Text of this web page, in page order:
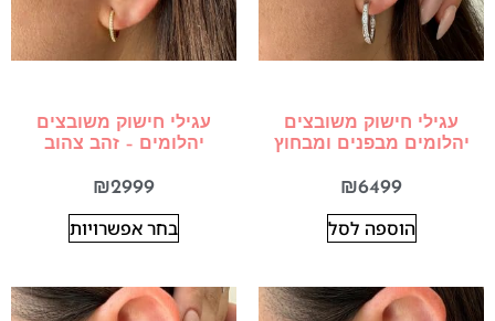
עגילי חישוק משובצים
יהלומים מבפנים ומבחוץ
₪6499
הוספה לסל
עגילי חישוק משובצים
יהלומים – זהב צהוב
₪2999
בחר אפשרויות